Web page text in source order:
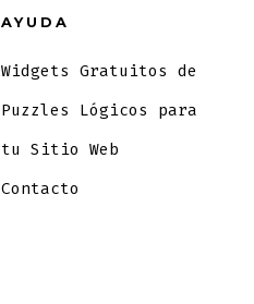
AYUDA
Widgets Gratuitos de
Puzzles Lógicos para
tu Sitio Web
Contacto